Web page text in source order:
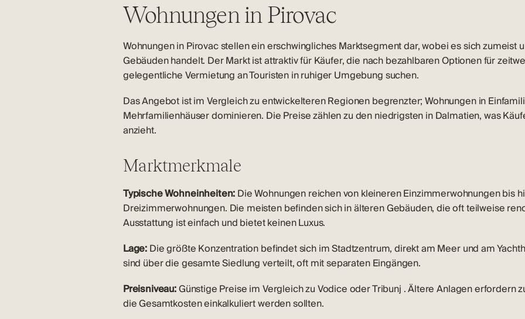
Wohnungen in Pirovac
Wohnungen inPirovacstellen ein erschwingliches Marktsegment dar, wobei es sich zumeist
Gebäuden handelt. Der Markt ist attraktiv für Käufer, die nach bezahlbaren Optionen für
gelegentliche Vermietung an Touristen in ruhiger Umgebung suchen.
Das Angebot ist im Vergleich zu entwickelteren Regionen begrenzter; Wohnungen in
Mehrfamilienhäuser dominieren. Die Preise zählen zu den niedrigsten in Dalmatien, was
anzieht.
Marktmerkmale
Typische Wohneinheiten:Die Wohnungen reichen von kleineren Einzimmerwohnungen bis
Dreizimmerwohnungen. Die meisten befinden sich in älteren Gebäuden, die oft teilweise
Ausstattung ist einfach und bietet keinen Luxus.
Lage:Die größte Konzentration befindet sich im Stadtzentrum, direkt am Meer und am
sind über die gesamte Siedlung verteilt, oft mit separaten Eingängen.
Preisniveau:Günstige Preise im Vergleich zuVodiceoderTribunj . Ältere Anlagen erfordern
die Gesamtkosten einkalkuliert werden sollten.